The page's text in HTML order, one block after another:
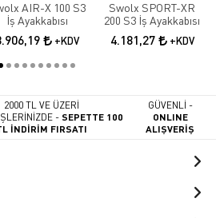
AIR-X 100 S3
İş Ayakkabısı
+KDV
Swolx SPORT-XR
200 S3 İş Ayakkabısı
4.181,27 +KDV
2000 TL VE ÜZERİ
-SEPETTE 100
İNDİRİM FIRSATI
GÜVENLİ -
ONLINE
ALIŞVERİŞ